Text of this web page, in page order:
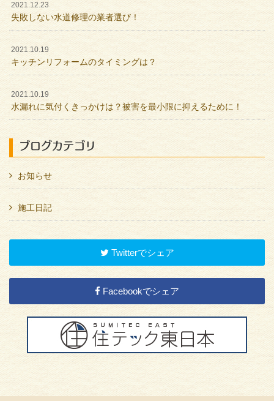
2021.12.23
失敗しない水道修理の業者選び！
2021.10.19
キッチンリフォームのタイミングは？
2021.10.19
水漏れに気付くきっかけは？被害を最小限に抑えるために！
ブログカテゴリ
お知らせ
施工日記
Twitterでシェア
Facebookでシェア